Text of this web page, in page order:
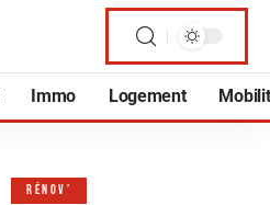
Immo Logement
RÉNOV’